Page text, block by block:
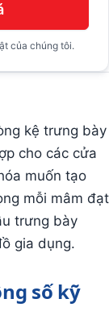
của chúng tôi.
kệ trưng bày
cho các cửa
muốn tạo
mỗi mâm đạt
trưng bày
gia dụng.
số kỹ